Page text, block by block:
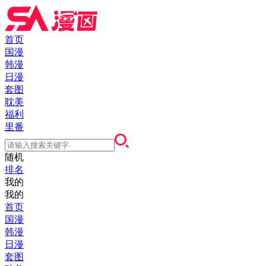
首页
国漫
韩漫
日漫
套图
耽美
福利
里番
随机
排名
我的
我的
首页
国漫
韩漫
日漫
套图